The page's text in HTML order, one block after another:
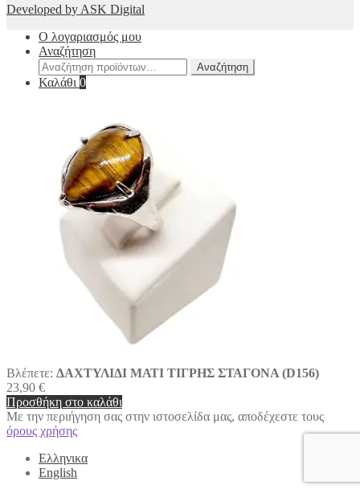
Developed by ASK Digital
Ο λογαριασμός μου
Αναζήτηση
Αναζήτηση
για:
Αναζήτηση
Καλάθι 0
Βλέπετε: ΔΑΧΤΥΛΙΔΙ ΜΑΤΙ ΤΙΓΡΗΣ ΣΤΑΓΟΝΑ (D156)
23,90 €
Προσθήκη στο καλάθι
Με την περιήγηση σας στην ιστοσελίδα μας, αποδέχεστε τους
όρους χρήσης
Ελληνικα
English